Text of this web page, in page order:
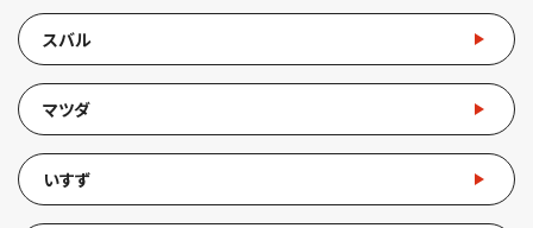
スバル
マツダ
いすず